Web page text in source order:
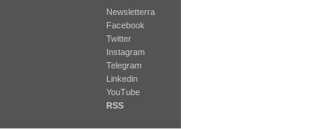
Newsletterra
Facebook
Twitter
Instagram
Telegram
Linkedin
YouTube
RSS